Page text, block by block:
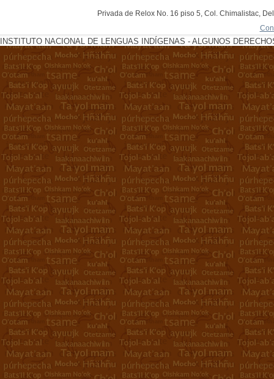
Privada de Relox No. 16 piso 5, Col. Chimalistac,
INSTITUTO NACIONAL DE LENGUAS INDÍGENAS - ALGUNOS